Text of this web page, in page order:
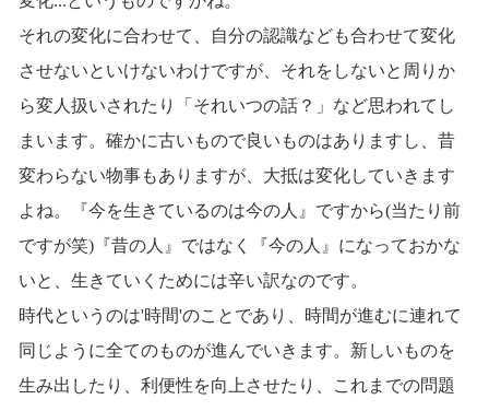
それの変化に合わせて、自分の認識なども合わせて変化
させないといけないわけですが、それをしないと周りか
ら変人扱いされたり「それいつの話？」など思われてし
まいます。確かに古いもので良いものはありますし、昔
変わらない物事もありますが、大抵は変化していきます
よね。『今を生きているのは今の人』ですから(当たり前
ですが笑)『昔の人』ではなく『今の人』になっておかな
いと、生きていくためには辛い訳なのです。
時代というのは'時間'のことであり、時間が進むに連れて
同じように全てのものが進んでいきます。新しいものを
生み出したり、利便性を向上させたり、これまでの問題